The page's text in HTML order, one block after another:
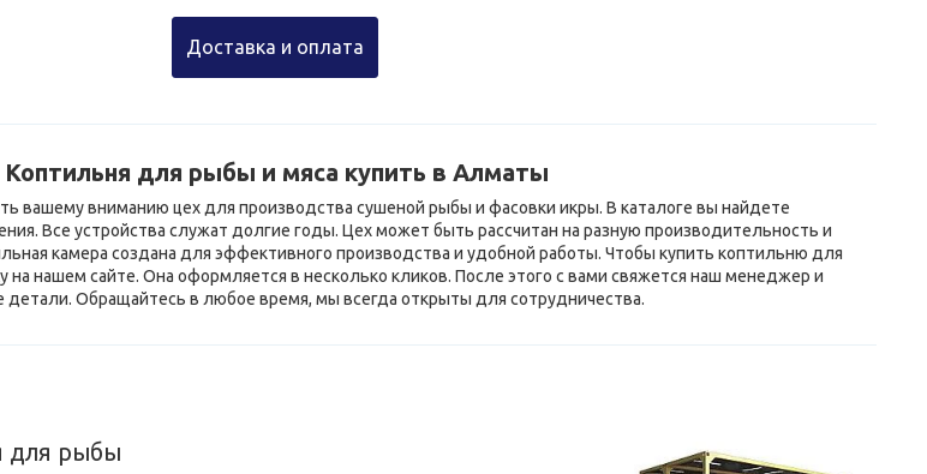
Доставка и оплата
Коптильня для рыбы и мяса купить в Алматы
вашему вниманию цех для производства сушеной рыбы и фасовки икры. В каталоге вы найдете
Все устройства служат долгие годы. Цех может быть рассчитан на разную производительность и
камера создана для эффективного производства и удобной работы. Чтобы купить коптильню для
на нашем сайте. Она оформляется в несколько кликов. После этого с вами свяжется наш менеджер и
детали. Обращайтесь в любое время, мы всегда открыты для сотрудничества.
для рыбы